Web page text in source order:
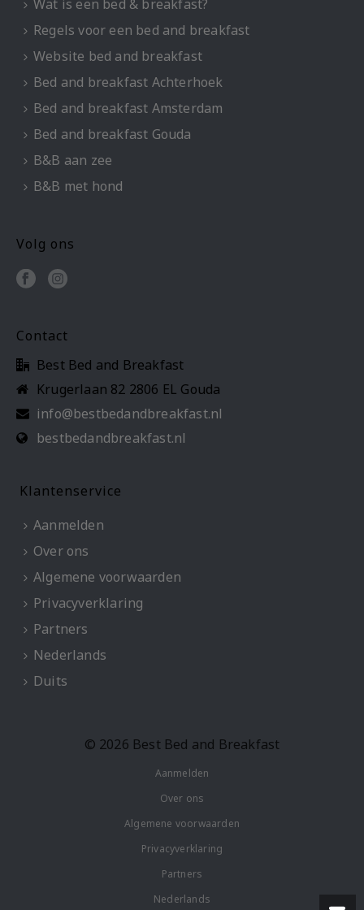
Wat is een bed & breakfast?
Regels voor een bed and breakfast
Website bed and breakfast
Bed and breakfast Achterhoek
Bed and breakfast Amsterdam
Bed and breakfast Gouda
B&B aan zee
B&B met hond
Volg ons
Contact
Best Bed and Breakfast
Krugerlaan 82 2806 EL Gouda
info@bestbedandbreakfast.nl
bestbedandbreakfast.nl
Klantenservice
Aanmelden
Over ons
Algemene voorwaarden
Privacyverklaring
Partners
Nederlands
Duits
© 2026 Best Bed and Breakfast
Aanmelden
Over ons
Algemene voorwaarden
Privacyverklaring
Partners
Nederlands